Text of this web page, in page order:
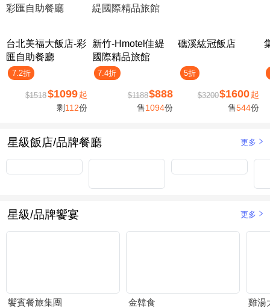
台北美福大飯店-彩
匯自助餐廳
7.2折
$1518$1099 起
剩 112份
新竹-Hmotel佳緹
國際精品旅館
7.4折
$1188$888
售1094份
礁溪紘冠飯店
5折
$3200$1600 起
售544份
星級飯店/品牌餐廳 更多
星級/品牌饗宴 更多
饗賓餐旅集團 金韓食